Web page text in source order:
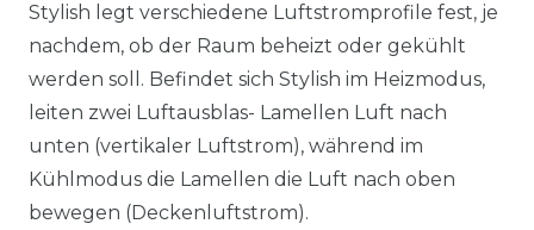
Stylish legt verschiedene Luftstromprofile fest, je
nachdem, ob der Raum beheizt oder gekühlt
werden soll. Befindet sich Stylish im Heizmodus,
leiten zwei Luftausblas- Lamellen Luft nach
unten (vertikaler Luftstrom), während im
Kühlmodus die Lamellen die Luft nach oben
bewegen (Deckenluftstrom).